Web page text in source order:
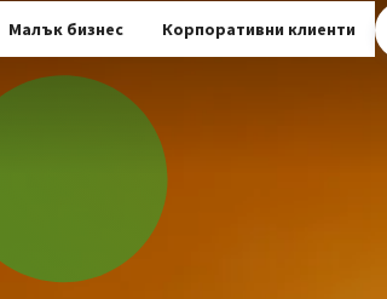
Малък бизнес Корпоративни клиенти